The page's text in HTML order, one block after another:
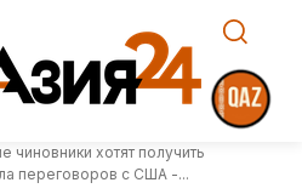
чиновники хотят получить
переговоров с США -...